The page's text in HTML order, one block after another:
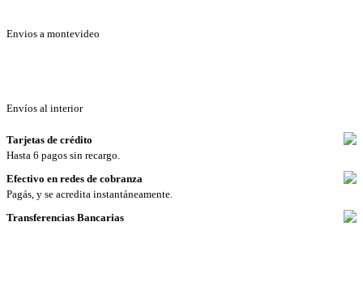
Envios a montevideo
Envíos al interior
Tarjetas de crédito
Hasta 6 pagos sin recargo.
Efectivo en redes de cobranza
Pagás, y se acredita instantáneamente.
Transferencias Bancarias